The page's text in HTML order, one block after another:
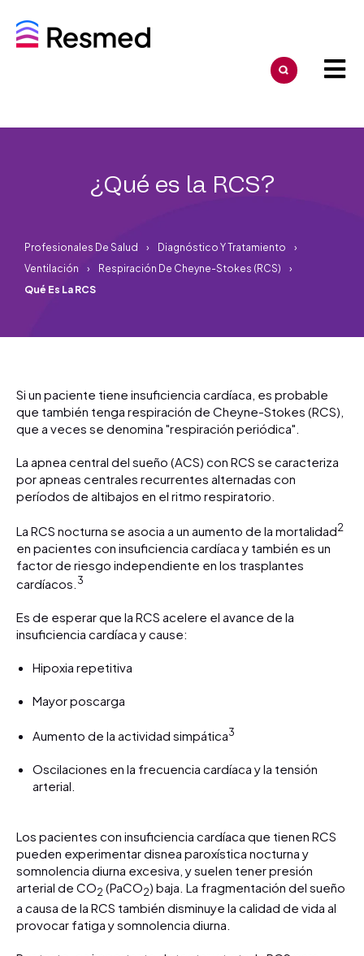
¿Qué es la RCS?
Profesionales De Salud
Diagnóstico Y Tratamiento
Ventilación
Respiración De Cheyne-Stokes (RCS)
Qué Es La RCS
Si un paciente tiene insuficiencia cardíaca, es probable
que también tenga respiración de Cheyne-Stokes (RCS),
que a veces se denomina "respiración periódica".
La apnea central del sueño (ACS) con RCS se caracteriza
por apneas centrales recurrentes alternadas con
períodos de altibajos en el ritmo respiratorio.
La RCS nocturna se asocia a un aumento de la mortalidad2
en pacientes con insuficiencia cardíaca y también es un
factor de riesgo independiente en los trasplantes
cardíacos.3
Es de esperar que la RCS acelere el avance de la
insuficiencia cardíaca y cause:
Hipoxia repetitiva
Mayor poscarga
Aumento de la actividad simpática3
Oscilaciones en la frecuencia cardíaca y la tensión
arterial.
Los pacientes con insuficiencia cardíaca que tienen RCS
pueden experimentar disnea paroxística nocturna y
somnolencia diurna excesiva, y suelen tener presión
arterial de CO2(PaCO2) baja. La fragmentación del sueño
a causa de la RCS también disminuye la calidad de vida al
provocar fatiga y somnolencia diurna.